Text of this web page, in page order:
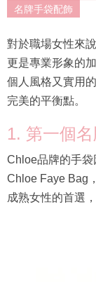
名牌手袋配飾
對於職場女性來
更是專業形象的
個人風格又實用
完美的平衡點。
1. 第一個
Chloe品牌的手
Chloe Faye Bag
成熟女性的首選